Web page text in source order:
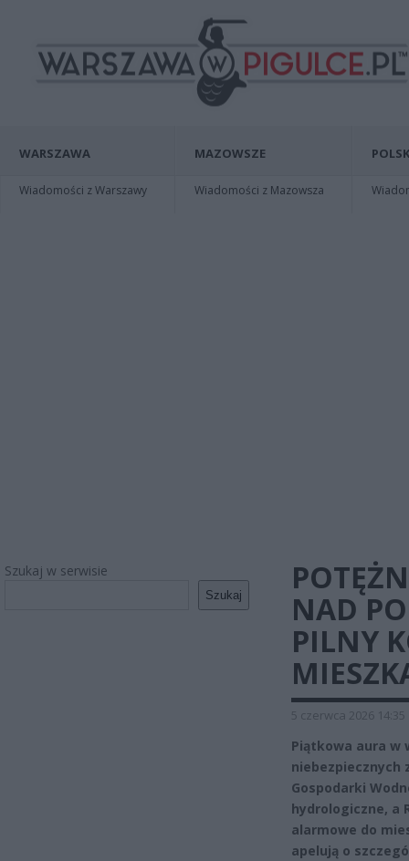
WARSZAWA
Wiadomości z Warszawy
MAZOWSZE
Wiadomości z Mazowsza
Szukaj w serwisie
Szukaj
NAD
PILNY
5 czerwca 2026 14:35
Piątkowa aura w
Gospodarki
hydrologiczne, a
alarmowe do
apelują o